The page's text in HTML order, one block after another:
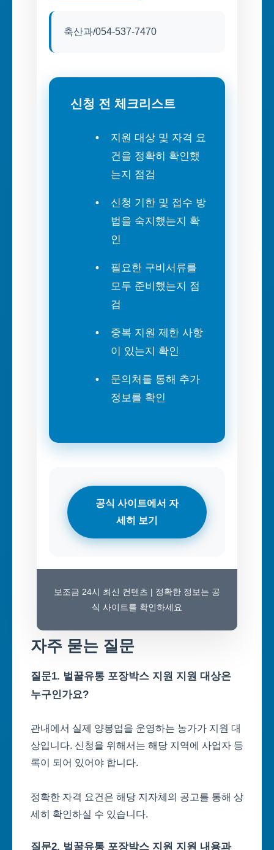
축산과/054-537-7470
신청 전 체크리스트
지원 대상 및 자격 요
건을 정확히 확인했
는지 점검
신청 기한 및 접수 방
법을 숙지했는지 확
인
필요한 구비서류를
모두 준비했는지 점
검
중복 지원 제한 사항
이 있는지 확인
문의처를 통해 추가
정보를 확인
공식 사이트에서 자
세히 보기
보조금 24시 최신 컨텐츠 | 정확한 정보는 공
식 사이트를 확인하세요
자주 묻는 질문
질문1. 벌꿀유통 포장박스 지원 지원 대상은
누구인가요?
관내에서 실제 양봉업을 운영하는 농가가 지원 대
상입니다. 신청을 위해서는 해당 지역에 사업자 등
록이 되어 있어야 합니다.
정확한 자격 요건은 해당 지자체의 공고를 통해 상
세히 확인하실 수 있습니다.
질문2. 벌꿀유통 포장박스 지원 지원 내용과